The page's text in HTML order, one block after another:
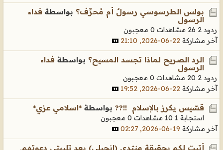
بولس الطرسوسي رسولٌ أم مُحرِّف؟ بواسطة فداء
الرسول
ردود 2 26 مشاهدات
0 معجبون
آخر مشاركة 22-06-2026, 21:10
الرد الصريح لماذا تجسد المسيح؟ بواسطة فداء
الرسول
ردود 2 20 مشاهدات
0 معجبون
آخر مشاركة 22-06-2026, 19:52
قسّيس يكرز بالإسلام !!?? بواسطة *اسلامي عزي*
استجابة 1 10 مشاهدات
0 معجبون
آخر مشاركة 19-06-2026, 02:27
أتيت لكم بحقيقة منتدى (انجيلي) بعد تلبيتي دعوتهم,